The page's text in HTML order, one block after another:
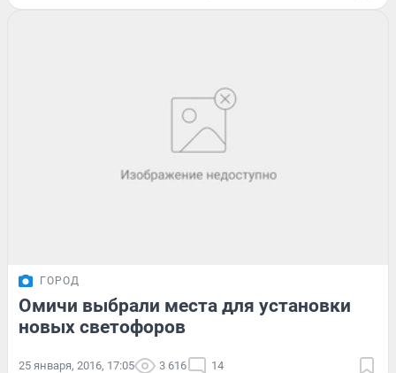
ГОРОД
Омичи выбрали места для установки
новых светофоров
25 января, 2016, 17:05 3 616 14